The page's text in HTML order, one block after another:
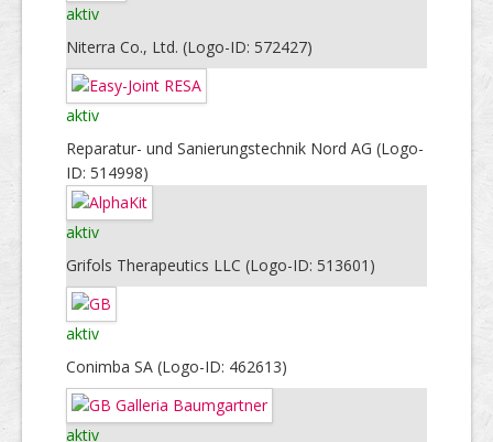
aktiv
Niterra Co., Ltd. (Logo-ID: 572427)
aktiv
Reparatur- und Sanierungstechnik Nord AG (Logo-
ID: 514998)
aktiv
Grifols Therapeutics LLC (Logo-ID: 513601)
aktiv
Conimba SA (Logo-ID: 462613)
aktiv